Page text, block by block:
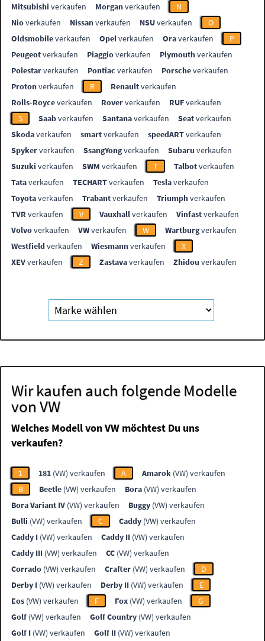
Mitsubishi verkaufen Morganverkaufen
N
Nioverkaufen Nissanverkaufen NSUverkaufen
O
Oldsmobileverkaufen Opelverkaufen Oraverkaufen
P
Peugeotverkaufen Piaggioverkaufen Plymouthverkaufen
Polestarverkaufen Pontiac verkaufen Porscheverkaufen
Protonverkaufen R Renaultverkaufen
Rolls-Royceverkaufen Roververkaufen RUFverkaufen
S
Saabverkaufen Santanaverkaufen Seatverkaufen
Skodaverkaufen smartverkaufen speedARTverkaufen
Spykerverkaufen SsangYongverkaufen Subaru verkaufen
Suzuki verkaufen SWM verkaufen T Talbotverkaufen
Tataverkaufen TECHARTverkaufen Teslaverkaufen
Toyotaverkaufen Trabantverkaufen Triumphverkaufen
TVR verkaufen V Vauxhallverkaufen Vinfastverkaufen
Volvoverkaufen VWverkaufen W Wartburgverkaufen
Westfieldverkaufen Wiesmannverkaufen
X
XEVverkaufen Z Zastavaverkaufen Zhidou verkaufen
Wir kaufen auch folgende Modelle
von VW
Welches Modell von VW möchtest Du uns
verkaufen?
1 181 (VW) verkaufen A Amarok (VW) verkaufen
B
Beetle (VW) verkaufen Bora (VW) verkaufen
Bora Variant IV (VW) verkaufen Buggy (VW) verkaufen
Bulli (VW) verkaufen C Caddy (VW) verkaufen
Caddy I (VW) verkaufen Caddy II (VW) verkaufen
Caddy III (VW) verkaufen CC (VW) verkaufen
Corrado (VW) verkaufen Crafter (VW) verkaufen
D
Derby I (VW) verkaufen Derby II (VW) verkaufen
E
Eos (VW) verkaufen F Fox (VW) verkaufen
G
Golf (VW) verkaufen Golf Country (VW) verkaufen
Golf I (VW) verkaufen Golf II (VW) verkaufen